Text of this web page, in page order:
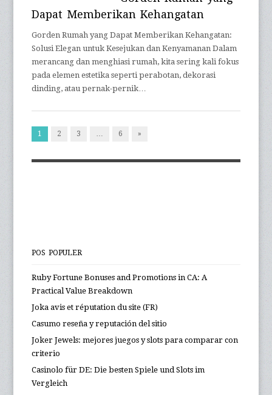
Dapat Memberikan Kehangatan
Gorden Rumah yang Dapat Memberikan Kehangatan:
Solusi Elegan untuk Kesejukan dan Kenyamanan Dalam
merancang dan menghiasi rumah, kita sering kali fokus
pada elemen estetika seperti perabotan, dekorasi
dinding, atau pernak-pernik…
1 2 3 … 6 »
POS POPULER
Ruby Fortune Bonuses and Promotions in CA: A
Practical Value Breakdown
Joka avis et réputation du site (FR)
Casumo reseña y reputación del sitio
Joker Jewels: mejores juegos y slots para comparar con
criterio
Casinolo für DE: Die besten Spiele und Slots im
Vergleich